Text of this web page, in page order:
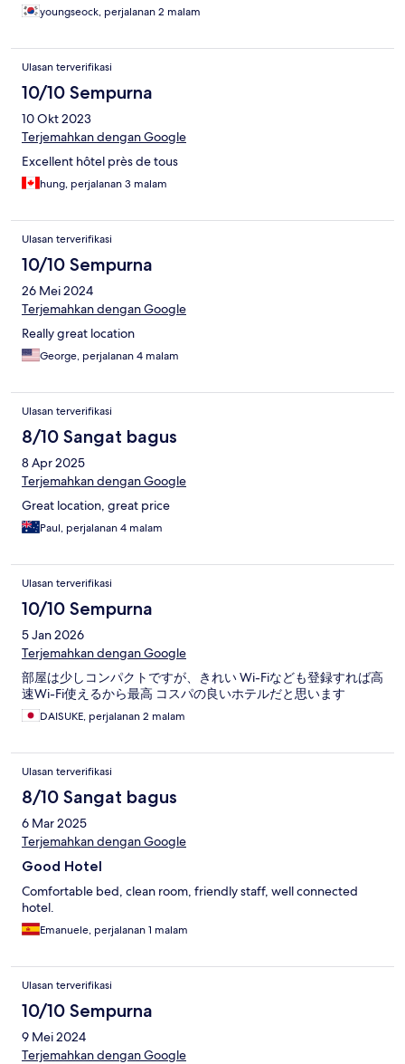
youngseock, perjalanan 2 malam
Ulasan terverifikasi
10/10 Sempurna
10 Okt 2023
Terjemahkan dengan Google
Excellent hôtel près de tous
hung, perjalanan 3 malam
Ulasan terverifikasi
10/10 Sempurna
26 Mei 2024
Terjemahkan dengan Google
Really great location
George, perjalanan 4 malam
Ulasan terverifikasi
8/10 Sangat bagus
8 Apr 2025
Terjemahkan dengan Google
Great location, great price
Paul, perjalanan 4 malam
Ulasan terverifikasi
10/10 Sempurna
5 Jan 2026
Terjemahkan dengan Google
部屋は少しコンパクトですが、きれい Wi-Fiなども登録すれば高
速Wi-Fi使えるから最高 コスパの良いホテルだと思います
DAISUKE, perjalanan 2 malam
Ulasan terverifikasi
8/10 Sangat bagus
6 Mar 2025
Terjemahkan dengan Google
Good Hotel
Comfortable bed, clean room, friendly staff, well connected
hotel.
Emanuele, perjalanan 1 malam
Ulasan terverifikasi
10/10 Sempurna
9 Mei 2024
Terjemahkan dengan Google